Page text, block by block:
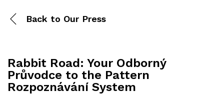
Back to Our Press
Rabbit Road: Your Odborný
Průvodce to the Pattern
Rozpoznávání System